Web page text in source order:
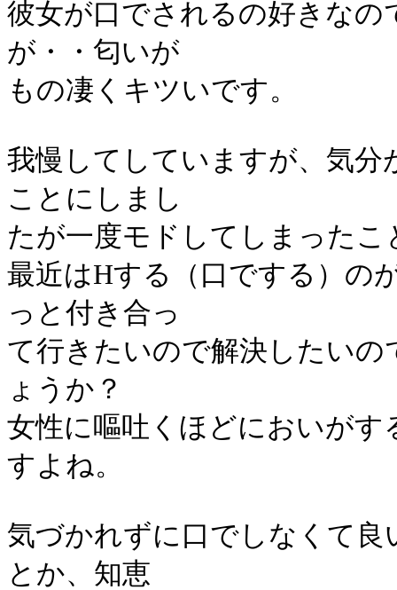
彼女が口でされるの好きな
が・・匂いが
もの凄くキツいです。
我慢してしていますが、気
ことにしまし
たが一度モドしてしまった
最近はHする（口でする）の
っと付き合っ
て行きたいので解決したい
ょうか？
女性に嘔吐くほどにおいが
すよね。
気づかれずに口でしなくて
とか、知恵